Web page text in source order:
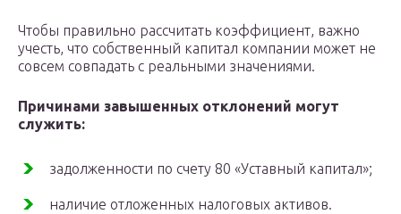
Чтобы правильно рассчитать коэффициент, важно
учесть, что собственный капитал компании может не
совсем совпадать с реальными значениями.
Причинами завышенных отклонений могут
служить:
задолженности по счету 80 «Уставный капитал»;
наличие отложенных налоговых активов.